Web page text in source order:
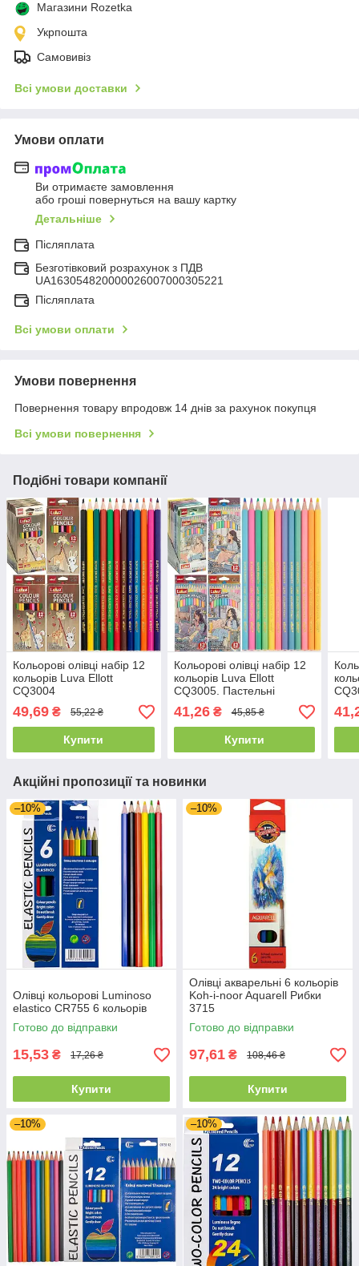
Магазини Rozetka
Укрпошта
Самовивіз
Всі умови доставки
Умови оплати
Ви отримаєте замовлення
або гроші повернуться на вашу картку
Детальніше
Післяплата
Безготівковий розрахунок з ПДВ
UA163054820000026007000305221
Післяплата
Всі умови оплати
Умови повернення
Повернення товару впродовж 14 днів за рахунок покупця
Всі умови повернення
Подібні товари компанії
Кольорові олівці набір 12
кольорів Luva Ellott
CQ3004
49,69 ₴ 55,22 ₴
Купити
Кольорові олівці набір 12
кольорів Luva Ellott
CQ3005. Пастельні
кольори
41,26₴ 45,85 ₴
Купити
Акційні пропозиції та новинки
–10%
Олівці кольорові Luminoso
elastico CR755 6 кольорів
Готово до відправки
15,53 ₴ 17,26 ₴
Купити
–10%
Олівці акварельні 6 кольорів
Koh-i-noor Aquarell Рибки
3715
Готово до відправки
97,61 ₴ 108,46 ₴
Купити
–10% –10%